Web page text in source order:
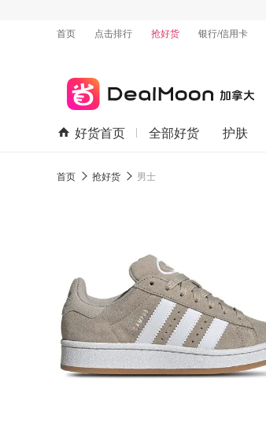
首页
点击排行 抢好货 银行/信用卡
好货首页 全部好货 护肤
首页 抢好货 男士